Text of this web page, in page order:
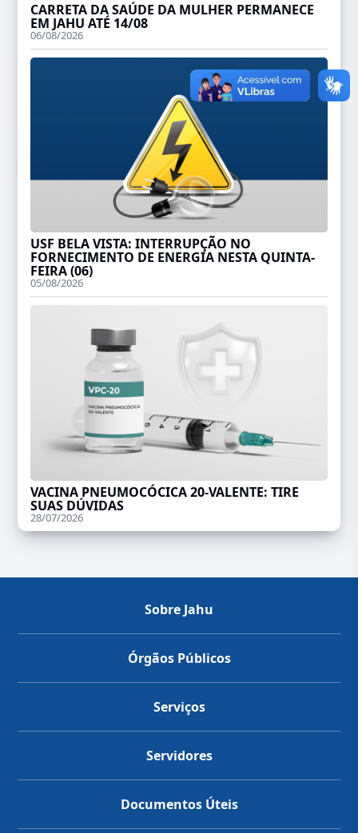
CARRETA DA SAÚDE DA MULHER PERMANECE
EM JAHU ATÉ 14/08
06/08/2026
USF BELA VISTA: INTERRUPÇÃO NO
FORNECIMENTO DE ENERGIA NESTA QUINTA-
FEIRA (06)
05/08/2026
VACINA PNEUMOCÓCICA 20-VALENTE: TIRE
SUAS DÚVIDAS
28/07/2026
Sobre Jahu
Órgãos Públicos
Serviços
Servidores
Documentos Úteis